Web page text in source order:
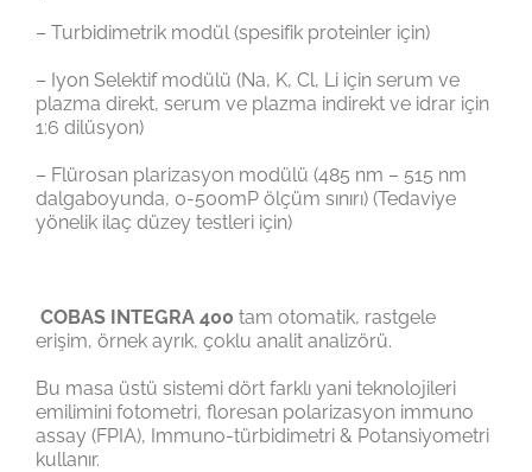
– Turbidimetrik modül (spesifik proteinler için)
– Iyon Selektif modülü (Na, K, Cl, Li için serum ve
plazma direkt, serum ve plazma indirekt ve idrar için
1:6 dilüsyon)
– Flürosan plarizasyon modülü (485 nm – 515 nm
dalgaboyunda, 0-500mP ölçüm sınırı) (Tedaviye
yönelik ilaç düzey testleri için)
COBAS INTEGRA 400 tam otomatik, rastgele
erişim, örnek ayrık, çoklu analit analizörü.
Bu masa üstü sistemi dört farklı yani teknolojileri
emilimini fotometri, floresan polarizasyon immuno
assay (FPIA), Immuno-türbidimetri & Potansiyometri
kullanır.